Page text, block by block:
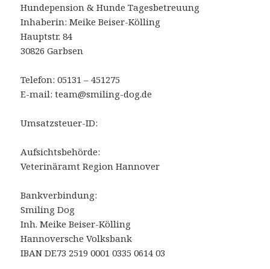
Hundepension & Hunde Tagesbetreuung
Inhaberin: Meike Beiser-Kölling
Hauptstr. 84
30826 Garbsen
Telefon: 05131 – 451275
E-mail: team@smiling-dog.de
Umsatzsteuer-ID:
Aufsichtsbehörde:
Veterinäramt Region Hannover
Bankverbindung:
Smiling Dog
Inh. Meike Beiser-Kölling
Hannoversche Volksbank
IBAN DE73 2519 0001 0335 0614 03